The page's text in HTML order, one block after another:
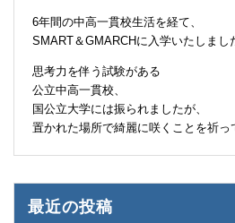
6年間の中高一貫校生活を経て、
SMART＆GMARCHに入学いたしまし
思考力を伴う試験がある
公立中高一貫校、
国公立大学には振られましたが、
置かれた場所で綺麗に咲くことを祈っ
最近の投稿